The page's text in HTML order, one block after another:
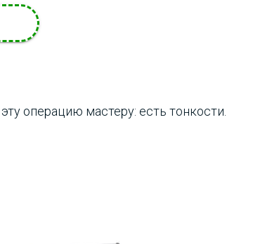
операцию мастеру: есть тонкости.